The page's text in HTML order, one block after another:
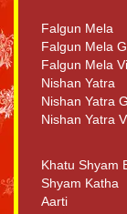
Falgun Mela
Falgun Mela
Falgun Mela
Nishan Yatra
Nishan Yatra
Nishan Yatra
Khatu Shyam
Shyam Katha
Aarti